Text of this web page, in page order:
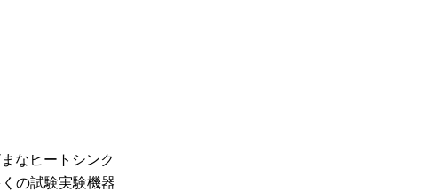
なヒートシンク
の試験実験機器